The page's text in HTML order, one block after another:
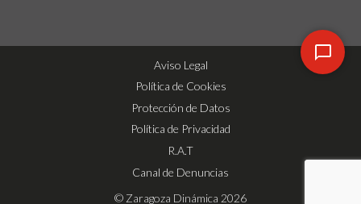
Aviso Legal
Política de Cookies
Protección de Datos
Política de Privacidad
R.A.T
Canal de Denuncias
© Zaragoza Dinámica 2026